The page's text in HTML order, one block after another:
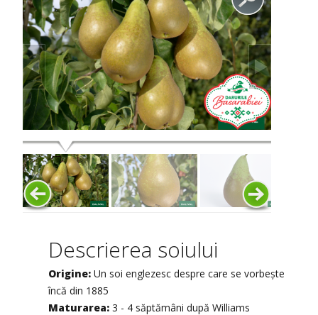
Descrierea soiului
Origine: Un soi englezesc despre care se vorbește
încă din 1885
Maturarea: 3 - 4 săptămâni după Williams